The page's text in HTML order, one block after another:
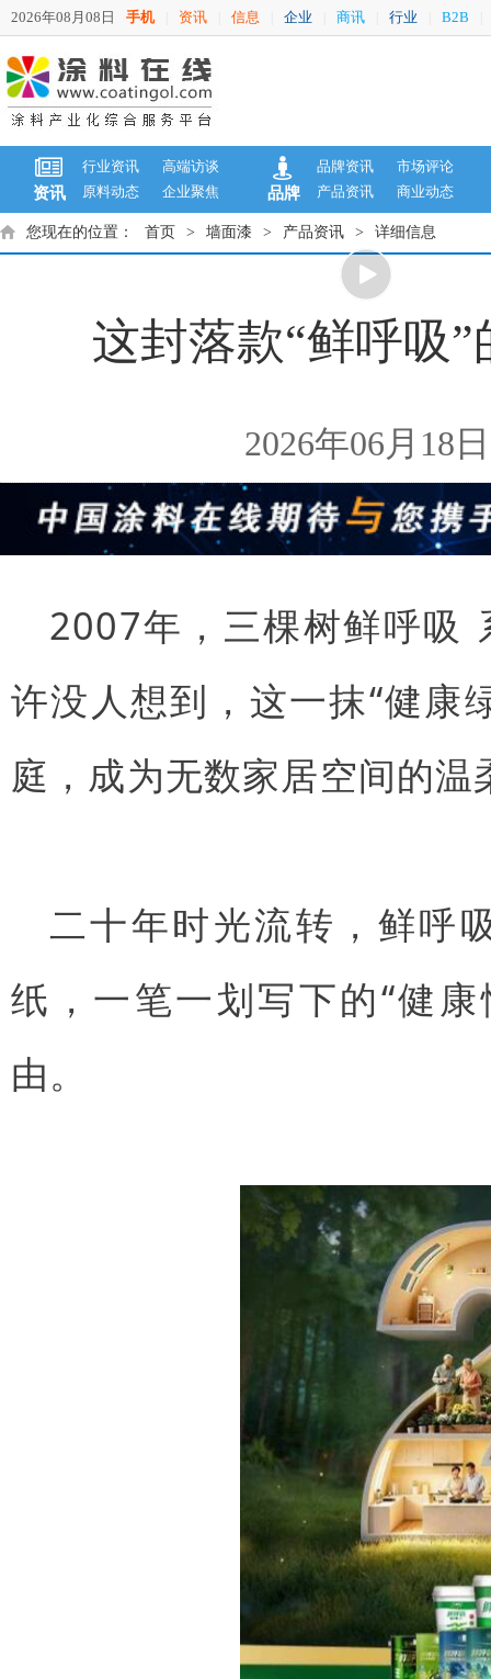
2026年08月08日 手机 资讯 信息 企业 商讯 行业 B2B
资讯
行业资讯
高端访谈
原料动态
企业聚焦 品牌
品牌资讯
市场评论
产品资讯
商业动态
您现在的位置： 首页 > 墙面漆 > 产品资讯 > 详细信息
这封落款“鲜呼吸
2026年06月
2007年，三棵树鲜呼吸
许没人想到，这一抹“健康
庭，成为无数家居空间的温
二十年时光流转，鲜
纸，一笔一划写下的“健
由。